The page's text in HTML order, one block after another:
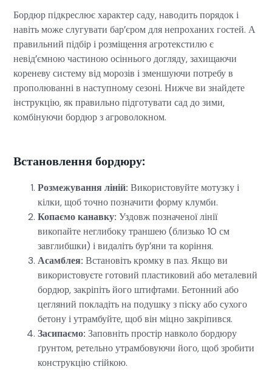
Бордюр підкреслює характер саду, наводить порядок і
навіть може слугувати бар’єром для непроханих гостей. А
правильний підбір і розміщення агротекстилю є
невід’ємною частиною осіннього догляду, захищаючи
кореневу систему від морозів і зменшуючи потребу в
прополюванні в наступному сезоні. Нижче ви знайдете
інструкцію, як правильно підготувати сад до зими,
комбінуючи бордюр з агроволокном.
Встановлення бордюру:
Розмежування ліній: Використовуйте мотузку і
кілки, щоб точно позначити форму клумби.
Копаємо канавку: Уздовж позначеної лінії
викопайте неглибоку траншею (близько 10 см
завглибшки) і видаліть бур’яни та коріння.
Асамблея: Встановіть кромку в паз. Якщо ви
використовуєте готовий пластиковий або металевий
бордюр, закріпіть його штифтами. Бетонний або
цегляний покладіть на подушку з піску або сухого
бетону і утрамбуйте, щоб він міцно закріпився.
Засипаємо: Заповніть простір навколо бордюру
ґрунтом, ретельно утрамбовуючи його, щоб зробити
конструкцію стійкою.